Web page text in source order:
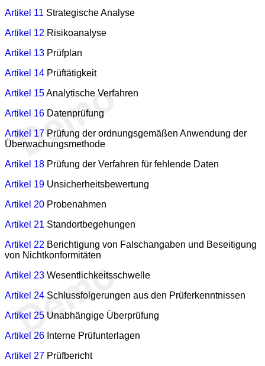
Artikel 11 Strategische Analyse
Artikel 12 Risikoanalyse
Artikel 13 Prüfplan
Artikel 14 Prüftätigkeit
Artikel 15Analytische Verfahren
Artikel 16 Datenprüfung
Artikel 17 Prüfung der ordnungsgemäßen Anwendung der
Überwachungsmethode
Artikel 18 Prüfung der Verfahren für fehlende Daten
Artikel 19 Unsicherheitsbewertung
Artikel 20 Probenahmen
Artikel 21 Standortbegehungen
Artikel 22 Berichtigung von Falschangaben und Beseitigung
von Nichtkonformitäten
Artikel 23 Wesentlichkeitsschwelle
Artikel 24 Schlussfolgerungen aus den Prüferkenntnissen
Artikel 25 Unabhängige Überprüfung
Artikel 26 Interne Prüfunterlagen
Artikel 27 Prüfbericht